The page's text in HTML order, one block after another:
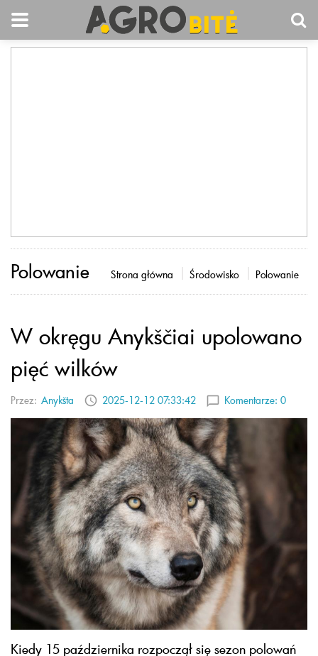
Polowanie Strona główna Środowisko Polowanie
W okręgu Anykščiai upolowano
pięć wilków
Przez: Anykšta 2025-12-12 07:33:42 Komentarze: 0
Kiedy 15 października rozpoczął się sezon polowań